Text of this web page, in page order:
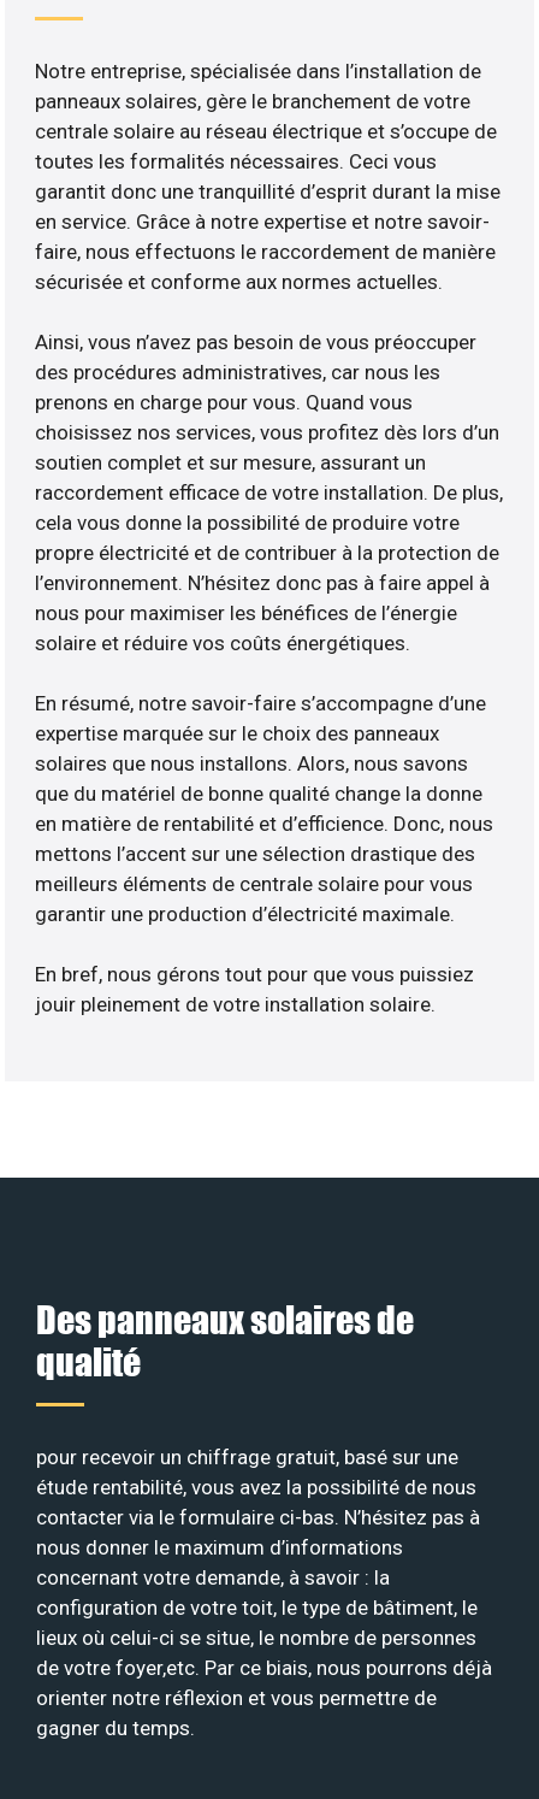
Notre entreprise, spécialisée dans l’installation de
panneaux solaires, gère le branchement de votre
centrale solaire au réseau électrique et s’occupe de
toutes les formalités nécessaires. Ceci vous
garantit donc une tranquillité d’esprit durant la mise
en service. Grâce à notre expertise et notre savoir-
faire, nous effectuons le raccordement de manière
sécurisée et conforme aux normes actuelles.
Ainsi, vous n’avez pas besoin de vous préoccuper
des procédures administratives, car nous les
prenons en charge pour vous. Quand vous
choisissez nos services, vous profitez dès lors d’un
soutien complet et sur mesure, assurant un
raccordement efficace de votre installation. De plus,
cela vous donne la possibilité de produire votre
propre électricité et de contribuer à la protection de
l’environnement. N’hésitez donc pas à faire appel à
nous pour maximiser les bénéfices de l’énergie
solaire et réduire vos coûts énergétiques.
En résumé, notre savoir-faire s’accompagne d’une
expertise marquée sur le choix des panneaux
solaires que nous installons. Alors, nous savons
que du matériel de bonne qualité change la donne
en matière de rentabilité et d’efficience. Donc, nous
mettons l’accent sur une sélection drastique des
meilleurs éléments de centrale solaire pour vous
garantir une production d’électricité maximale.
En bref, nous gérons tout pour que vous puissiez
jouir pleinement de votre installation solaire.
Des panneaux solaires de
qualité
pour recevoir un chiffrage gratuit, basé sur une
étude rentabilité, vous avez la possibilité de nous
contacter via le formulaire ci-bas. N’hésitez pas à
nous donner le maximum d’informations
concernant votre demande, à savoir : la
configuration de votre toit, le type de bâtiment, le
lieux où celui-ci se situe, le nombre de personnes
de votre foyer,etc. Par ce biais, nous pourrons déjà
orienter notre réflexion et vous permettre de
gagner du temps.